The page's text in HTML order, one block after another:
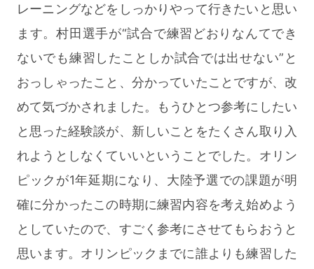
レーニングなどをしっかりやって行きたいと思い
ます。村田選手が“試合で練習どおりなんてでき
ないでも練習したことしか試合では出せない”と
おっしゃったこと、分かっていたことですが、改
めて気づかされました。もうひとつ参考にしたい
と思った経験談が、新しいことをたくさん取り入
れようとしなくていいということでした。オリン
ピックが1年延期になり、大陸予選での課題が明
確に分かったこの時期に練習内容を考え始めよう
としていたので、すごく参考にさせてもらおうと
思います。オリンピックまでに誰よりも練習した